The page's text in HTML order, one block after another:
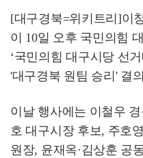
[대구경북=위키트리]이
이 10일 오후 국민의힘
‘국민의힘 대구시당 선
'대구경북 원팀 승리' 결
이날 행사에는 이철우
호 대구시장 후보, 주호
원장, 윤재옥·김상훈 공